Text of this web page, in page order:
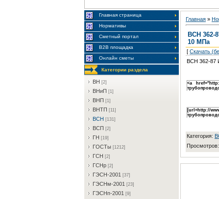
Главная страница
Нормативы
Сметный портал
В2В площадка
Онлайн сметы
Категории раздела
BH [2]
BHиП [1]
BHП [1]
BHTП [11]
BCH [131]
BCП [2]
ГH [19]
ГOCTы [1212]
ГCH [2]
ГCHp [2]
ГЭCH-2001 [37]
ГЭCHм-2001 [23]
ГЭCHп-2001 [9]
Главная »
ВСН 362-
10 МПа
[ Скачать
ВСН 362-87
<a
[url=http://
Категория:
Просмотров: